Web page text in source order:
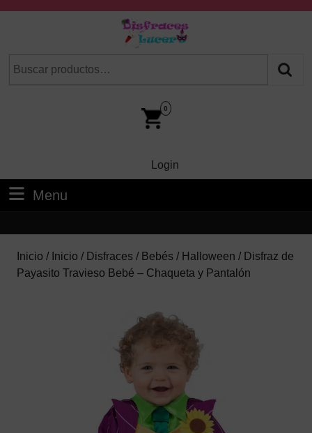
Cuando hay resultados autocompletados, puedes utilizar
0
LoginLogin
Menu
Inicio / Inicio / Disfraces / Bebés / Halloween / Disfraz de
Payasito Travieso Bebé – Chaqueta y Pantalón